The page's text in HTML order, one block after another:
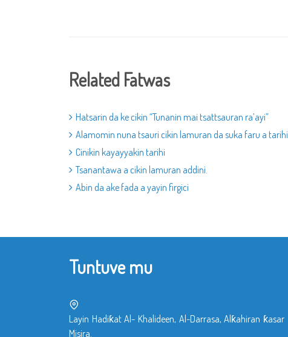
Related Fatwas
Hatsarin da ke cikin “Tunanin mai tsattsauran ra’ayi”
Alamomin nuna tsauri cikin lamuran da suka faru a tarihi
Cinikin kayayyakin tarihi
Tsanantawa a cikin lamuran addini.
Abin da ake fada a yayin firgici
Tuntuve mu
Layin Hadiƙat Al- Khalideen, Al-Darrasa, Alƙahiran ƙasar
Misira.